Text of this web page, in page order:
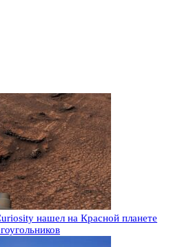
нашел на Красной планете